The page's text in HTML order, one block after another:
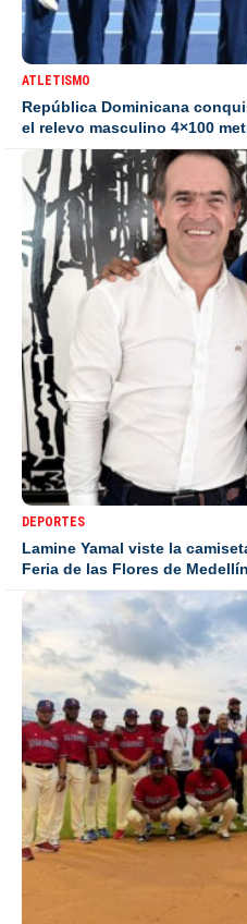
ATLETISMO
República Dominicana
el relevo masculino 4×100
DEPORTES
Lamine Yamal viste la
Feria de las Flores de Medellín